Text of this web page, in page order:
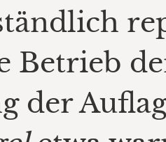
Betrieb
der